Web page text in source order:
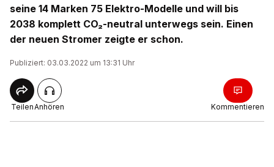
seine 14 Marken 75 Elektro-Modelle und will bis
2038 komplett CO₂-neutral unterwegs sein. Einen
der neuen Stromer zeigte er schon.
Publiziert: 03.03.2022 um 13:31 Uhr
TeilenAnhören Kommentieren